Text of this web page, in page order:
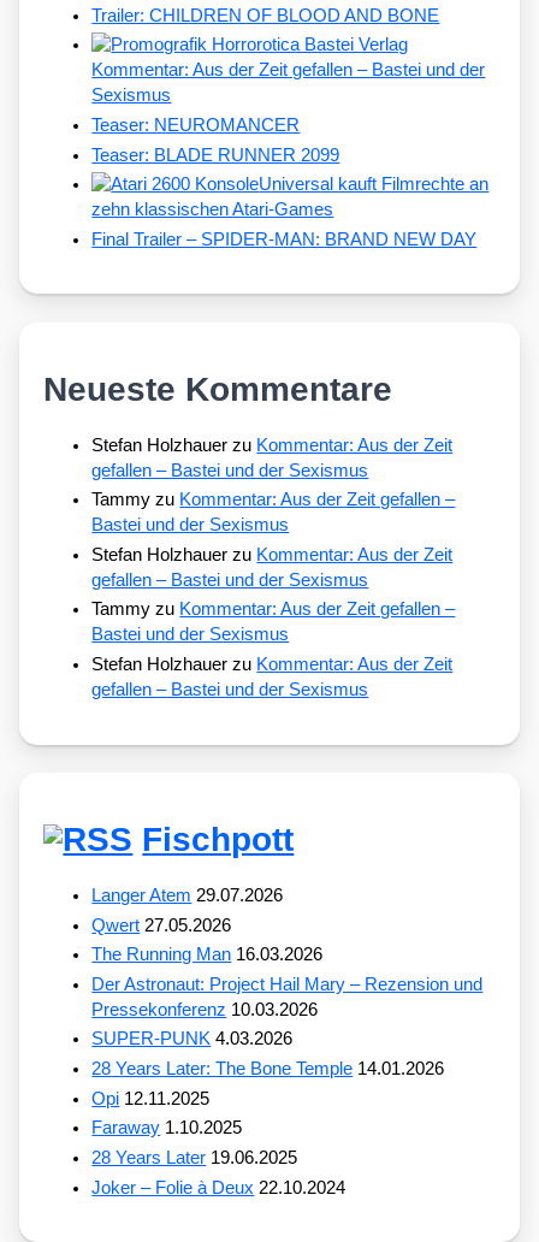
Trailer: CHILDREN OF BLOOD AND BONE
Kommentar: Aus der Zeit gefallen – Bastei und der
Sexismus
Teaser: NEUROMANCER
Teaser: BLADE RUNNER 2099
Universal kauft Filmrechte an
zehn klassischen Atari-Games
Final Trailer – SPIDER-MAN: BRAND NEW DAY
Neueste Kommentare
Stefan Holzhauer zu Kommentar: Aus der Zeit
gefallen – Bastei und der Sexismus
Tammy zu Kommentar: Aus der Zeit gefallen –
Bastei und der Sexismus
Stefan Holzhauer zu Kommentar: Aus der Zeit
gefallen – Bastei und der Sexismus
Tammy zu Kommentar: Aus der Zeit gefallen –
Bastei und der Sexismus
Stefan Holzhauer zu Kommentar: Aus der Zeit
gefallen – Bastei und der Sexismus
Fischpott
Langer Atem 29.07.2026
Qwert 27.05.2026
The Running Man 16.03.2026
Der Astronaut: Project Hail Mary – Rezension und
Pressekonferenz 10.03.2026
SUPER-PUNK 4.03.2026
28 Years Later: The Bone Temple 14.01.2026
Opi 12.11.2025
Faraway 1.10.2025
28 Years Later 19.06.2025
Joker – Folie à Deux 22.10.2024